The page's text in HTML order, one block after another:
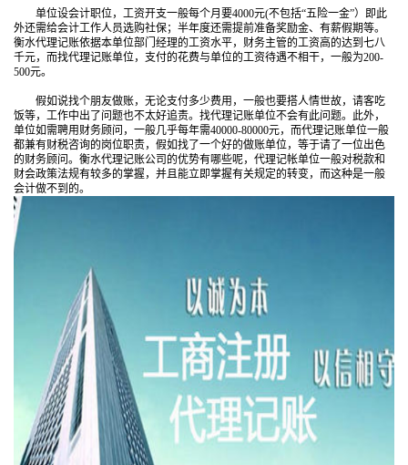
单位设会计职位，工资开支一般每个月要4000元(不包括“五险一金”）即此
外还需给会计工作人员选购社保；半年度还需提前准备奖励金、有薪假期等。
衡水代理记账依据本单位部门经理的工资水平，财务主管的工资高的达到七八
千元，而找代理记账单位，支付的花费与单位的工资待遇不相干，一般为200-
500元。
假如说找个朋友做账，无论支付多少费用，一般也要搭人情世故，请客吃
饭等，工作中出了问题也不太好追责。找代理记账单位不会有此问题。此外，
单位如需聘用财务顾问，一般几乎每年需40000-80000元，而代理记账单位一般
都兼有财税咨询的岗位职责，假如找了一个好的做账单位，等于请了一位出色
的财务顾问。衡水代理记账公司的优势有哪些呢，代理记帐单位一般对税款和
财会政策法规有较多的掌握，并且能立即掌握有关规定的转变，而这种是一般
会计做不到的。